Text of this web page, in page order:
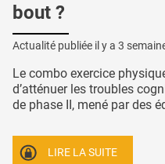
bout ?
Actualité publiée il y a 3
Le combo exercice
d’atténuer les troubles
de phase II, mené par des
LIRE LA SUITE